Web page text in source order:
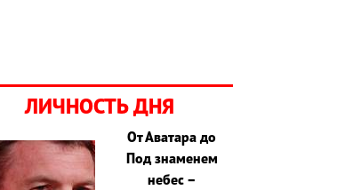
ЛИЧНОСТЬ ДНЯ
От Аватара до
Под знаменем
небес –